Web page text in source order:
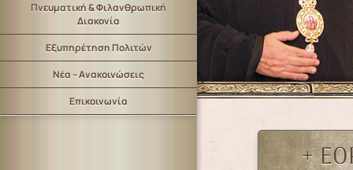
Πνευματική & Φιλανθρωπική
Διακονία
Εξυπηρέτηση Πολιτών
Νέα – Ανακοινώσεις
Επικοινωνία
+